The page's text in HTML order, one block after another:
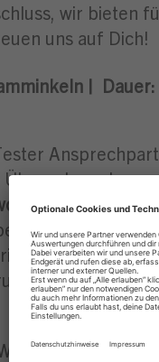
wir bieten
uns auf Dich!
|
Mit jedem
in
in
der besten
lernst